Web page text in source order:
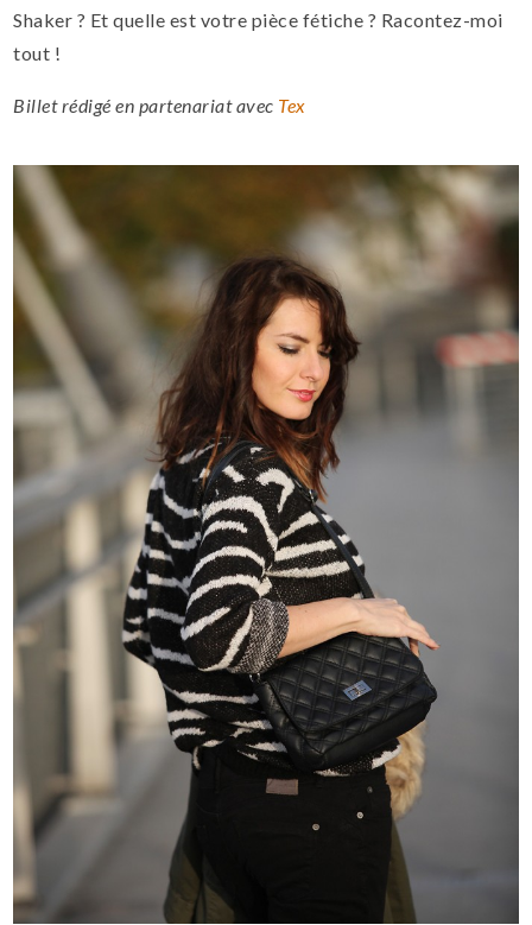
Shaker ? Et quelle est votre pièce fétiche ? Racontez-moi
tout !
Billet rédigé en partenariat avec Tex